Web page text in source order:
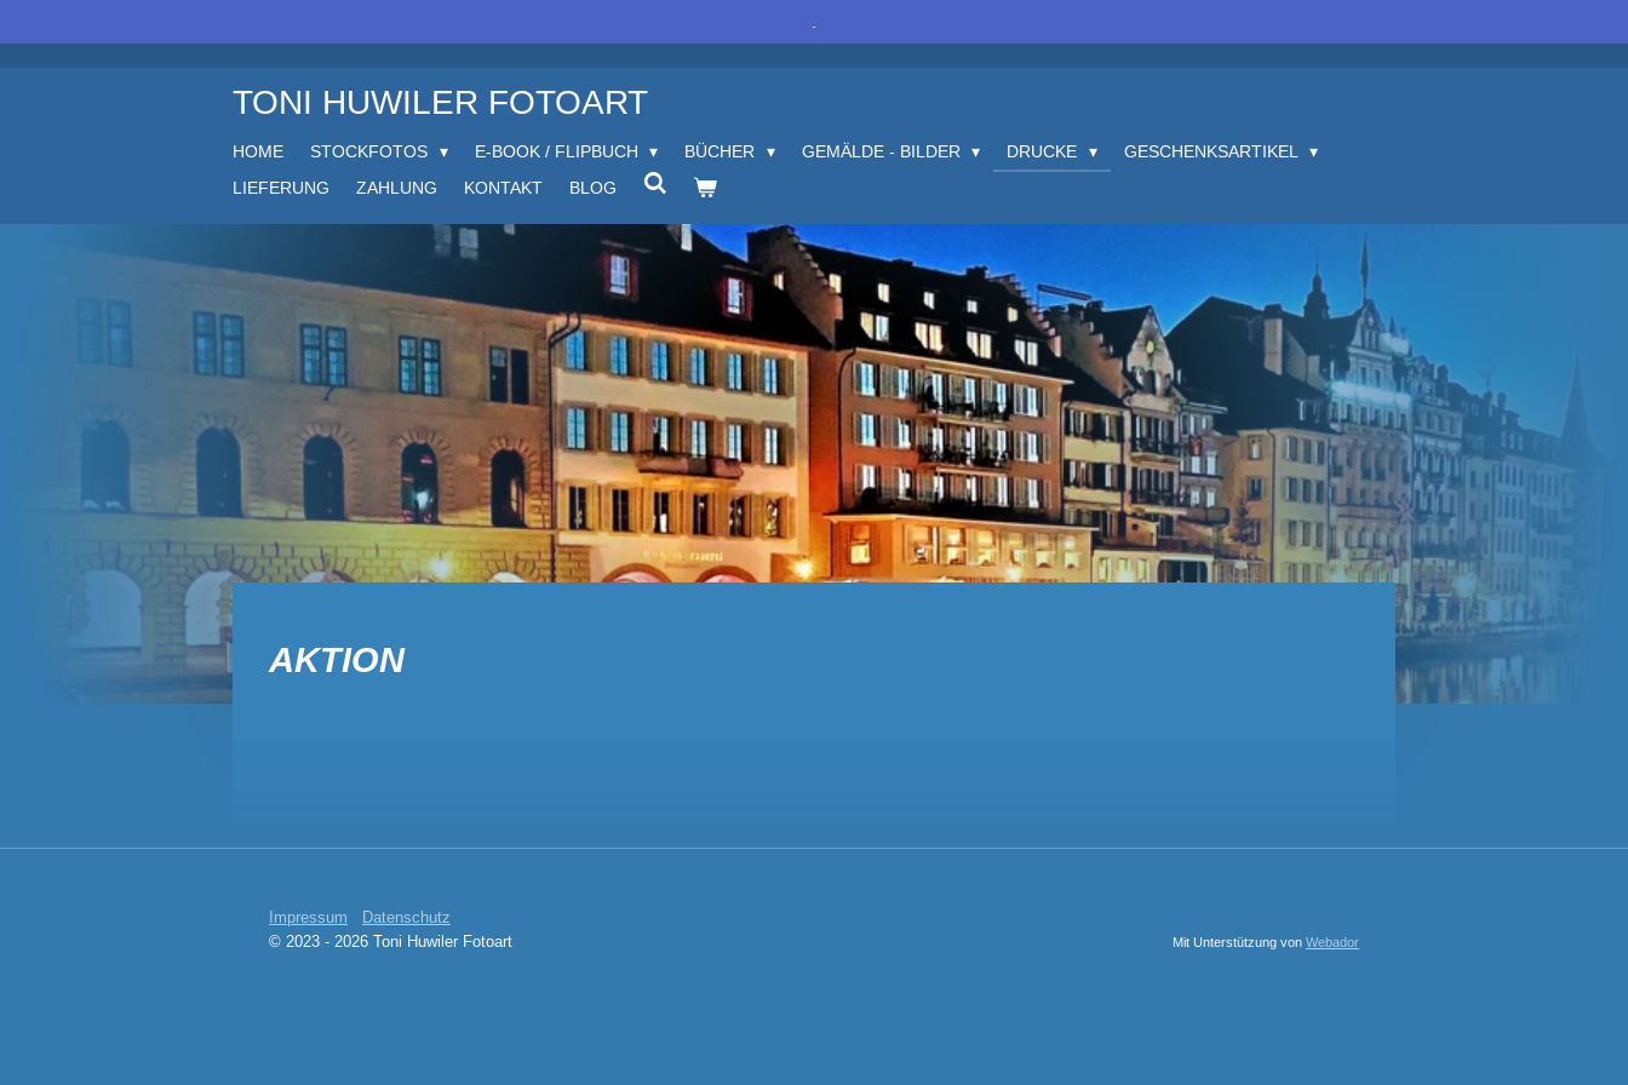
TONI HUWILER FOTOART
HOME STOCKFOTOS E-BOOK / FLIPBUCH BÜCHER GEMÄLDE - BILDER DRUCKE
GESCHENKSARTIKEL
LIEFERUNG
ZAHLUNG KONTAKT BLOG
AKTION
Impressum
Datenschutz
© 2023 - 2026 Toni Huwiler Fotoart
Mit Unterstützung von Webador